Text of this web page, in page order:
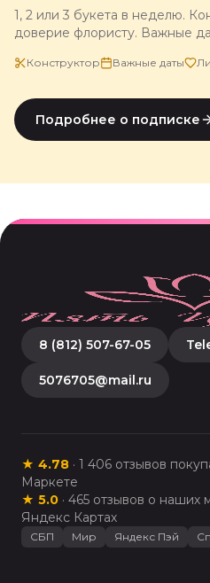
1, 2 или 3 букета в неделю.
доверие флористу. Важные
Конструктор Важные даты
Подробнее о подписке
8 (812) 507-67-05
5076705@mail.ru
★ 4.78 · 1 406 отзывов
Маркете
★ 5.0 · 465 отзывов о наших
Яндекс Картах
СБП Мир Яндекс Пэй